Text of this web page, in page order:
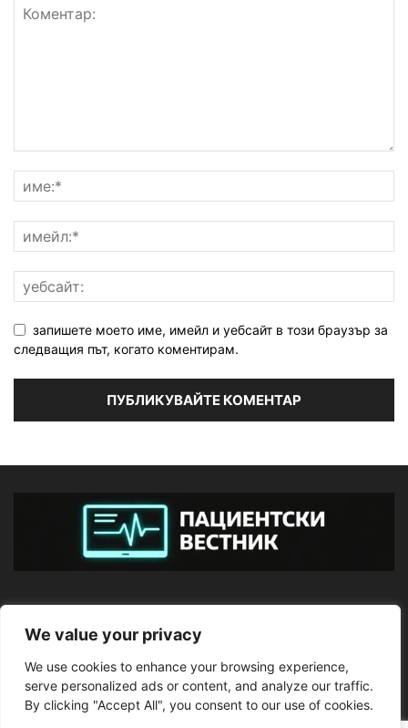
We value your privacy
We use cookies to enhance your browsing experience,
serve personalized ads or content, and analyze our traffic.
By clicking "Accept All", you consent to our use of cookies.
запишете моето име, имейл и уебсайт в този браузър за
следващия път, когато коментирам.
ПОСЛЕДВАЙТЕ НИ